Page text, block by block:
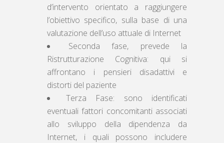
d’intervento orientato a raggiungere
l’obiettivo specifico, sulla base di una
valutazione dell’uso attuale di Internet
Seconda fase, prevede la
Ristrutturazione Cognitiva: qui si
affrontano i pensieri disadattivi e
distorti del paziente
Terza Fase: sono identificati
eventuali fattori concomitanti associati
allo sviluppo della dipendenza da
Internet, i quali possono includere